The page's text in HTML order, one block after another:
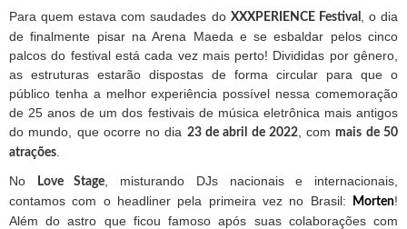
Para quem estava com saudades do XXXPERIENCE Festival
, o dia
de finalmente pisar na Arena Maeda e se esbaldar pelos cinco
palcos do festival está cada vez mais perto! Divididas por gênero,
as estruturas estarão dispostas de forma circular para que o
público tenha a melhor experiência possível nessa comemoração
de 25 anos de um dos festivais de música eletrônica mais antigos
do mundo, que ocorre no dia 23 de abril de 2022, commais de 50
atrações
No
Love Stage
, misturando DJs nacionais e internacionais,
contamos com o headliner pela primeira vez no Brasil:
Morten!
Além do astro que ficou famoso após suas colaborações com